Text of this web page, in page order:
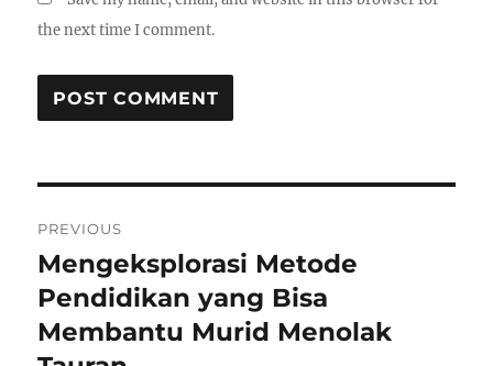
the next time I comment.
navigation
PREVIOUS
Previous
post:
Mengeksplorasi Metode
Pendidikan yang Bisa
Membantu Murid Menolak